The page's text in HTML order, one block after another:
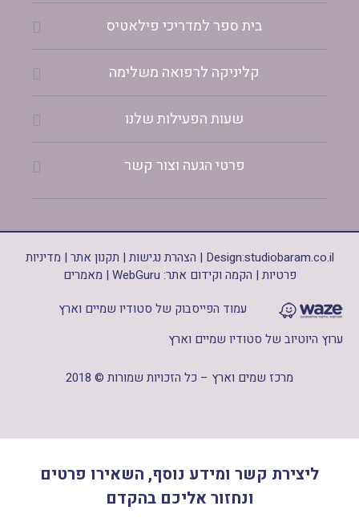
בית ספר למדריכי פילאטיס
קליניקה לרפואה משלימה
שעות הפעילות שלנו
פרטי הגעה וצור קשר
Design:studiobaram.co.il
| הצהרת נגישות | תקנון אתר | מדיניות
פרטיות | הקמה וקידום אתר: WebGuru | מאמרים
עמוד הפייסבוק של סטודיו שמיים וארץ
ערוץ היוטיוב של סטודיו שמיים וארץ
מרכז שמים וארץ – כל הזכויות שמורות © 2018
ליצירת קשר ומידע נוסף, השאירו פרטים
ונחזור אליכם בהקדם